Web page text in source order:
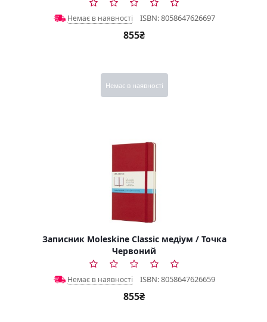
Немає в наявності ISBN: 8058647626697
855₴
Немає в наявності
Записник Moleskine Classic медіум / Точка
Червоний
Немає в наявності ISBN: 8058647626659
855₴